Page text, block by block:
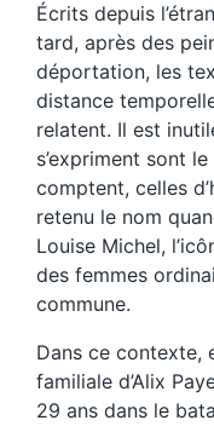
Écrits depuis
tard, après des
déportation, les
distance
relatent. Il est
s’expriment sont
comptent, celles
retenu le nom
Louise Michel,
des femmes
commune.
Dans ce contexte,
familiale d’Alix
29 ans dans le